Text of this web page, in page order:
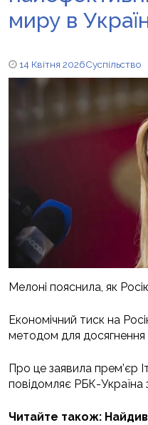
миру в
14 Квітня 2026Суспільство
Мелоні пояснила, як
Економічний тиск на
методом для досягнення
Про це заявила прем’єр
повідомляє РБК-Україна
Читайте також: